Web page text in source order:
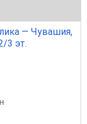
— Чувашия,
3 эт.